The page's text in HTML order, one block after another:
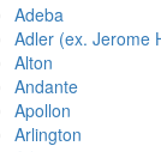
Adeba
Adler (ex. Jerome
Alton
Andante
Apollon
Arlington